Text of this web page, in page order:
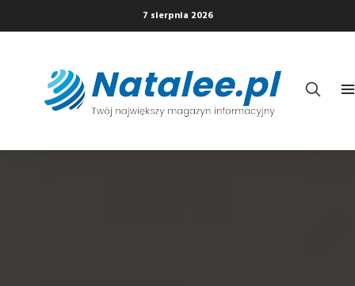
7 sierpnia 2026